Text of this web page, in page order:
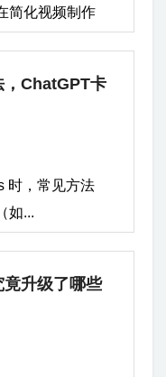
简化视频制作
是在文生视频
ChatGPT卡
时，常见方法
如...
升级了哪些